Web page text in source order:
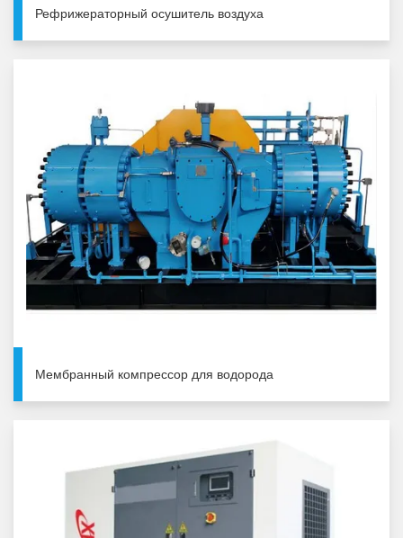
Рефрижераторный осушитель воздуха
Мембранный компрессор для водорода